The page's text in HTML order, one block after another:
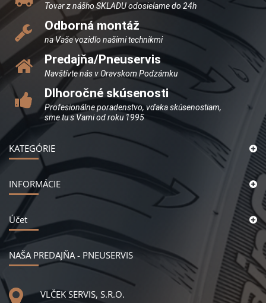
Tovar z nášho SKLADU odosielame do 24h
Odborná montáž
na Vaše vozidlo našimi technikmi
Predajňa/Pneuservis
Navštívte nás v Oravskom Podzámku
Dlhoročné skúsenosti
Profesionálne poradenstvo, vďaka skúsenostiam,
sme tu s Vami od roku 1995
KATEGÓRIE
INFORMÁCIE
Účet
NAŠA PREDAJŇA - PNEUSERVIS
VLČEK SERVIS, S.R.O.